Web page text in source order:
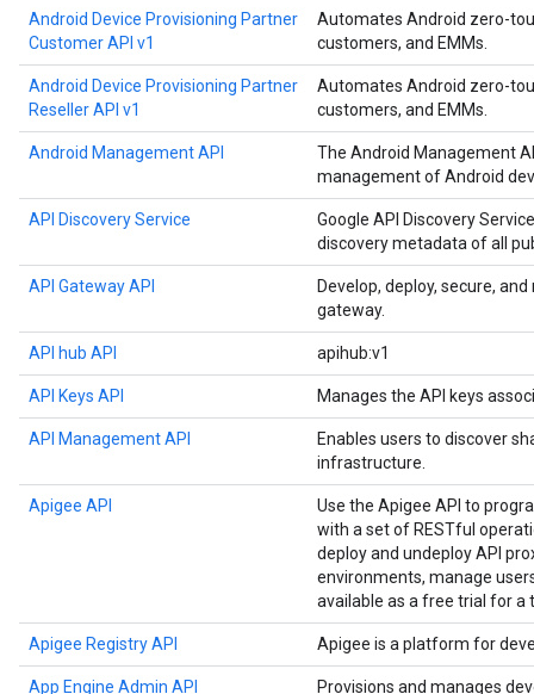
Android Device Provisioning Partner
Customer API v1
Automates Android zero-
customers, and EMMs.
Android Device Provisioning Partner
Reseller API v1
Automates Android zero-
customers, and EMMs.
Android Management API
The Android Management
management of Android
API Discovery Service
Google API Discovery
discovery metadata of all
API Gateway API
Develop, deploy, secure,
gateway.
API hub API apihub:v1
API Keys API Manages the API keys
API Management API
Enables users to discover
infrastructure.
Apigee API
Use the Apigee API to
with a set of RESTful
deploy and undeploy API
environments, manage
available as a free trial for a
Apigee Registry API Apigee is a platform for
App Engine Admin API Provisions and manages